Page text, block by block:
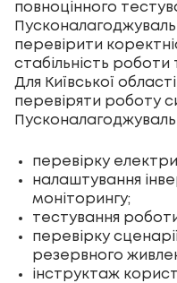
повноцінного
перевірити
стабільність роботи
Для Київської
перевіряти роботу
перевірку
налаштування
моніторингу;
тестування
перевірку
резервного
інструктаж